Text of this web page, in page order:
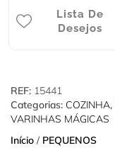
Lista De
Desejos
REF: 15441
Categorias: COZINHA,
VARINHAS MÁGICAS
Início / PEQUENOS